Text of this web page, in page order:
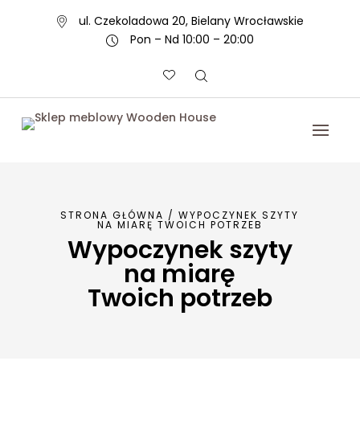
ul. Czekoladowa 20, Bielany Wrocławskie
Pon – Nd 10:00 – 20:00
STRONA GŁÓWNA /WYPOCZYNEK SZYTY
NA MIARĘ TWOICH POTRZEB
Wypoczynek szyty
na miarę
Twoich potrzeb